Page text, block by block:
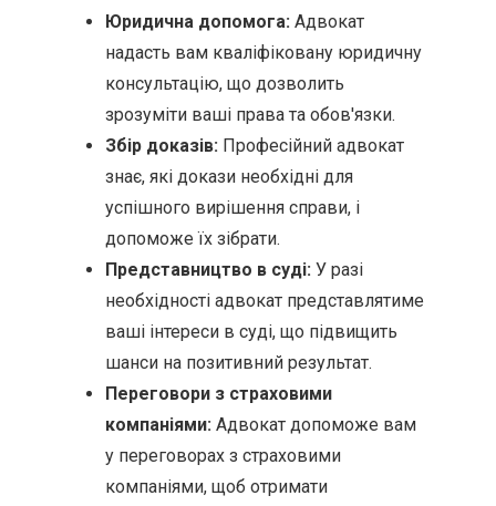
Юридична допомога: Адвокат
надасть вам кваліфіковану юридичну
консультацію, що дозволить
зрозуміти ваші права та обов'язки.
Збір доказів: Професійний адвокат
знає, які докази необхідні для
успішного вирішення справи, і
допоможе їх зібрати.
Представництво в суді: У разі
необхідності адвокат представлятиме
ваші інтереси в суді, що підвищить
шанси на позитивний результат.
Переговори з страховими
компаніями: Адвокат допоможе вам
у переговорах з страховими
компаніями, щоб отримати